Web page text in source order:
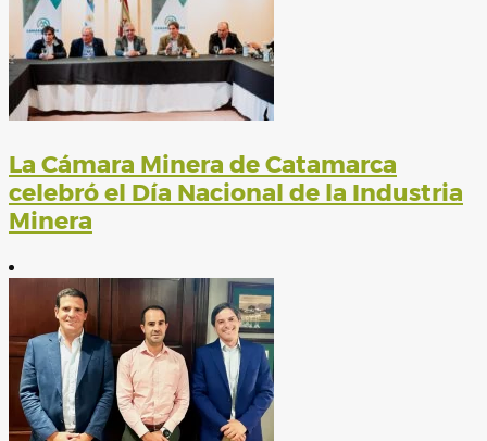
La Cámara Minera de Catamarca
celebró el Día Nacional de la Industria
Minera